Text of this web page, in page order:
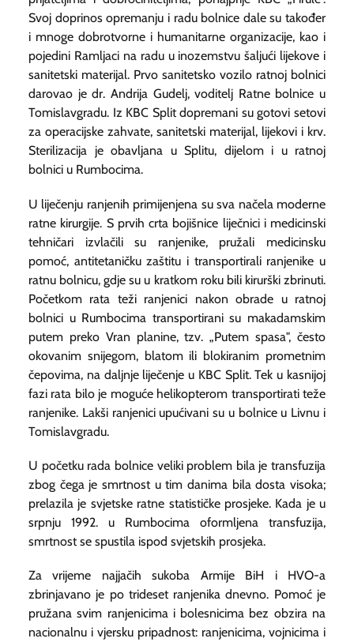
Svoj doprinos opremanju i radu bolnice dale su također
i mnoge dobrotvorne i humanitarne organizacije, kao i
pojedini Ramljaci na radu u inozemstvu šaljući lijekove i
sanitetski materijal. Prvo sanitetsko vozilo ratnoj bolnici
darovao je dr. Andrija Gudelj, voditelj Ratne bolnice u
Tomislavgradu. Iz KBC Split dopremani su gotovi setovi
za operacijske zahvate, sanitetski materijal, lijekovi i krv.
Sterilizacija je obavljana u Splitu, dijelom i u ratnoj
bolnici u Rumbocima.
U liječenju ranjenih primijenjena su sva načela moderne
ratne kirurgije. S prvih crta bojišnice liječnici i medicinski
tehničari izvlačili su ranjenike, pružali medicinsku
pomoć, antitetaničku zaštitu i transportirali ranjenike u
ratnu bolnicu, gdje su u kratkom roku bili kirurški zbrinuti.
Početkom rata teži ranjenici nakon obrade u ratnoj
bolnici u Rumbocima transportirani su makadamskim
putem preko Vran planine, tzv. „Putem spasa", često
okovanim snijegom, blatom ili blokiranim prometnim
čepovima, na daljnje liječenje u KBC Split. Tek u kasnijoj
fazi rata bilo je moguće helikopterom transportirati teže
ranjenike. Lakši ranjenici upućivani su u bolnice u Livnu i
Tomislavgradu.
U početku rada bolnice veliki problem bila je transfuzija
zbog čega je smrtnost u tim danima bila dosta visoka;
prelazila je svjetske ratne statističke prosjeke. Kada je u
srpnju 1992. u Rumbocima oformljena transfuzija,
smrtnost se spustila ispod svjetskih prosjeka.
Za vrijeme najjačih sukoba Armije BiH i HVO-a
zbrinjavano je po trideset ranjenika dnevno. Pomoć je
pružana svim ranjenicima i bolesnicima bez obzira na
nacionalnu i vjersku pripadnost: ranjenicima, vojnicima i